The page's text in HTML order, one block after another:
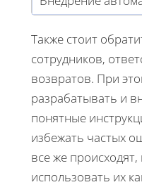
Также стоит
сотрудников,
возвратов. При
разрабатывать и
понятные
избежать частых
все же
использовать их